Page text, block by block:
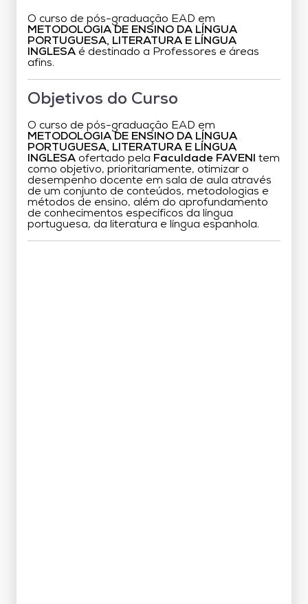
O curso de pós-graduação EAD em
METODOLOGIA DE ENSINO DA LÍNGUA
PORTUGUESA, LITERATURA E LÍNGUA
INGLESA é destinado a Professores e áreas
afins.
Objetivos do Curso
O curso de pós-graduação EAD em
METODOLOGIA DE ENSINO DA LÍNGUA
PORTUGUESA, LITERATURA E LÍNGUA
INGLESA ofertado pela Faculdade FAVENI
tem
como objetivo, prioritariamente, otimizar o
desempenho docente em sala de aula através
de um conjunto de conteúdos, metodologias e
métodos de ensino, além do aprofundamento
de conhecimentos específicos da língua
portuguesa, da literatura e língua espanhola.